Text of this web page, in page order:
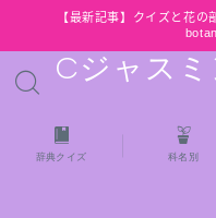
【最新記事】クイズと花の
Cジャスミ
MENU
HOME
辞典クイズ 科名別